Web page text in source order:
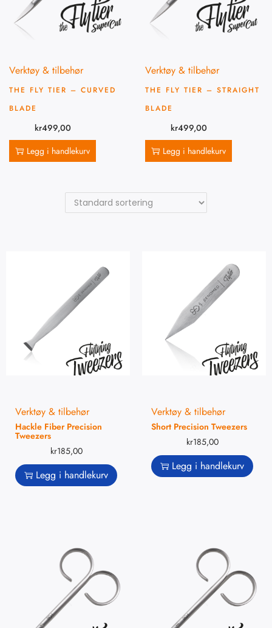
Verktøy & tilbehør
THE FLY TIER – CURVED
BLADE
kr499,00
Legg i handlekurv
Verktøy & tilbehør
THE FLY TIER – STRAIGHT
BLADE
kr499,00
Legg i handlekurv
Verktøy & tilbehør
Hackle Fiber Precision
Tweezers
kr185,00
Legg i handlekurv
Verktøy & tilbehør
Short Precision Tweezers
kr185,00
Legg i handlekurv